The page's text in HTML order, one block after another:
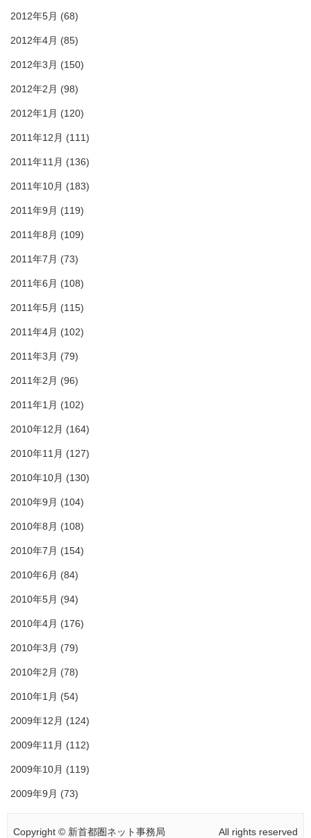
2012年5月 (68)
2012年4月 (85)
2012年3月 (150)
2012年2月 (98)
2012年1月 (120)
2011年12月 (111)
2011年11月 (136)
2011年10月 (183)
2011年9月 (119)
2011年8月 (109)
2011年7月 (73)
2011年6月 (108)
2011年5月 (115)
2011年4月 (102)
2011年3月 (79)
2011年2月 (96)
2011年1月 (102)
2010年12月 (164)
2010年11月 (127)
2010年10月 (130)
2010年9月 (104)
2010年8月 (108)
2010年7月 (154)
2010年6月 (84)
2010年5月 (94)
2010年4月 (176)
2010年3月 (79)
2010年2月 (78)
2010年1月 (54)
2009年12月 (124)
2009年11月 (112)
2009年10月 (119)
2009年9月 (73)
Copyright © 新首都圏ネット事務局 All rights reserved